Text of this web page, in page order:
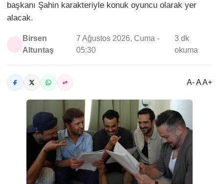
başkanı Şahin karakteriyle konuk oyuncu olarak yer
alacak.
Birsen
Altuntaş
7 Ağustos 2026, Cuma -
05:30
3 dk
okuma
A- A A+